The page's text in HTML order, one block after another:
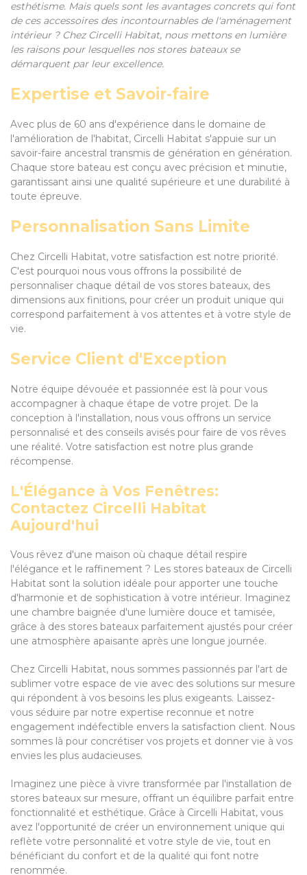
esthétisme. Mais quels sont les avantages concrets qui font
de ces accessoires des incontournables de l'aménagement
intérieur ? Chez Circelli Habitat, nous mettons en lumière
les raisons pour lesquelles nos stores bateaux se
démarquent par leur excellence.
Expertise et Savoir-faire
Avec plus de 60 ans d'expérience dans le domaine de
l'amélioration de l'habitat, Circelli Habitat s'appuie sur un
savoir-faire ancestral transmis de génération en génération.
Chaque store bateau est conçu avec précision et minutie,
garantissant ainsi une qualité supérieure et une durabilité à
toute épreuve.
Personnalisation Sans Limite
Chez Circelli Habitat, votre satisfaction est notre priorité.
C'est pourquoi nous vous offrons la possibilité de
personnaliser chaque détail de vos stores bateaux, des
dimensions aux finitions, pour créer un produit unique qui
correspond parfaitement à vos attentes et à votre style de
vie.
Service Client d'Exception
Notre équipe dévouée et passionnée est là pour vous
accompagner à chaque étape de votre projet. De la
conception à l'installation, nous vous offrons un service
personnalisé et des conseils avisés pour faire de vos rêves
une réalité. Votre satisfaction est notre plus grande
récompense.
L'Élégance à Vos Fenêtres:
Contactez Circelli Habitat
Aujourd'hui
Vous rêvez d'une maison où chaque détail respire
l'élégance et le raffinement ? Les stores bateaux de Circelli
Habitat sont la solution idéale pour apporter une touche
d'harmonie et de sophistication à votre intérieur. Imaginez
une chambre baignée d'une lumière douce et tamisée,
grâce à des stores bateaux parfaitement ajustés pour créer
une atmosphère apaisante après une longue journée.
Chez Circelli Habitat, nous sommes passionnés par l'art de
sublimer votre espace de vie avec des solutions sur mesure
qui répondent à vos besoins les plus exigeants. Laissez-
vous séduire par notre expertise reconnue et notre
engagement indéfectible envers la satisfaction client. Nous
sommes là pour concrétiser vos projets et donner vie à vos
envies les plus audacieuses.
Imaginez une pièce à vivre transformée par l'installation de
stores bateaux sur mesure, offrant un équilibre parfait entre
fonctionnalité et esthétique. Grâce à Circelli Habitat, vous
avez l'opportunité de créer un environnement unique qui
reflète votre personnalité et votre style de vie, tout en
bénéficiant du confort et de la qualité qui font notre
renommée.